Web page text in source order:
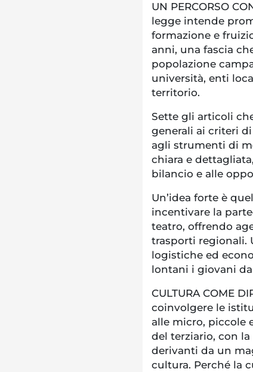
UN PERCORSO
legge intende
formazione e
anni, una fascia
popolazione
università, enti
territorio.
Sette gli articoli
generali ai criteri
agli strumenti di
chiara e
bilancio e alle
Un’idea forte è
incentivare la
teatro, offrendo
trasporti regionali.
logistiche ed
lontani i giovani
CULTURA COME
coinvolgere le
alle micro, piccole
del terziario, con
derivanti da un
cultura. Perché la